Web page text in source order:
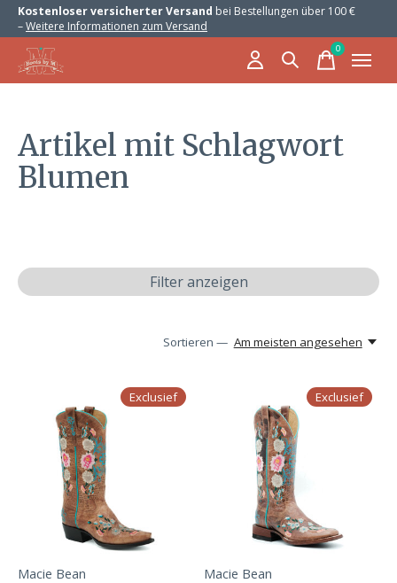
Kostenloser versicherter Versand bei Bestellungen über 100 €
–Weitere Informationen zum Versand
0items
Artikel mit Schlagwort
Blumen
Filter anzeigen
Sortieren — Am meisten angesehen
Exclusief
Macie Bean
Exclusief
Macie Bean